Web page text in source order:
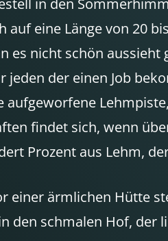
in den
auf eine Länge von 20
es nicht schön
jeden der einen Job
findet sich, wenn
Prozent aus Lehm,
einer ärmlichen Hütte
den schmalen Hof,